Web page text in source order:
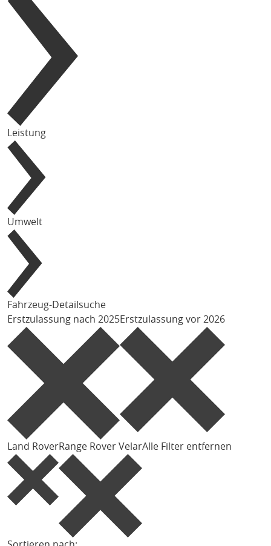
Leistung
Umwelt
Fahrzeug-Detailsuche
Erstzulassung nach 2025Erstzulassung vor 2026
Land RoverRange Rover VelarAlle Filter entfernen